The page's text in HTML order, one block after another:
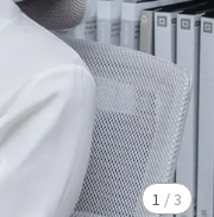
1 /3